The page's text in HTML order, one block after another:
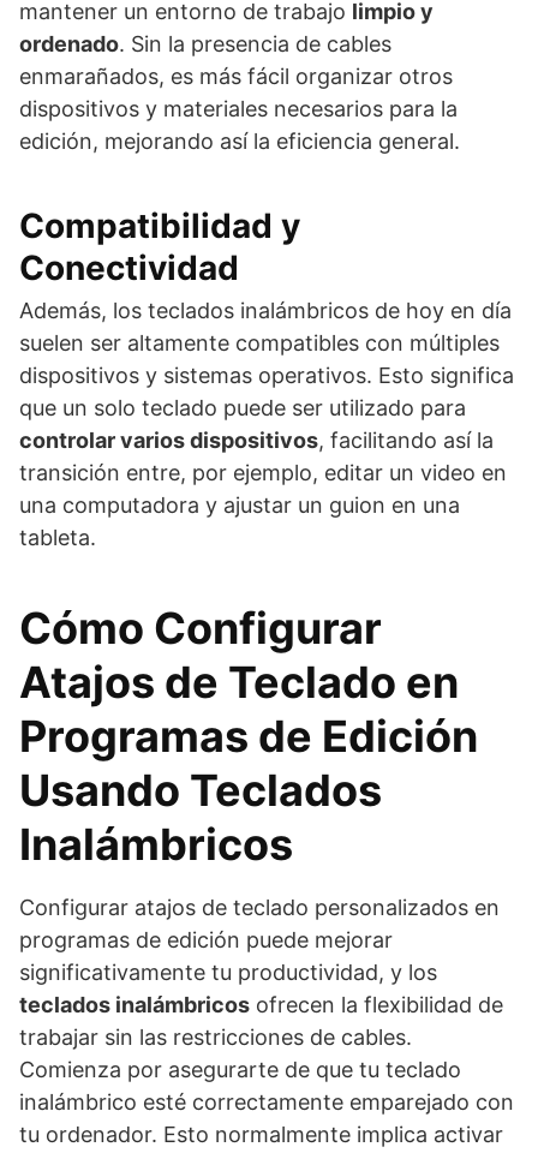
mantener un entorno de trabajo limpio y
ordenado. Sin la presencia de cables
enmarañados, es más fácil organizar otros
dispositivos y materiales necesarios para la
edición, mejorando así la eficiencia general.
Compatibilidad y
Conectividad
Además, los teclados inalámbricos de hoy en día
suelen ser altamente compatibles con múltiples
dispositivos y sistemas operativos. Esto significa
que un solo teclado puede ser utilizado para
controlar varios dispositivos, facilitando así la
transición entre, por ejemplo, editar un video en
una computadora y ajustar un guion en una
tableta.
Cómo Configurar
Atajos de Teclado en
Programas de Edición
Usando Teclados
Inalámbricos
Configurar atajos de teclado personalizados en
programas de edición puede mejorar
significativamente tu productividad, y los
teclados inalámbricos ofrecen la flexibilidad de
trabajar sin las restricciones de cables.
Comienza por asegurarte de que tu teclado
inalámbrico esté correctamente emparejado con
tu ordenador. Esto normalmente implica activar